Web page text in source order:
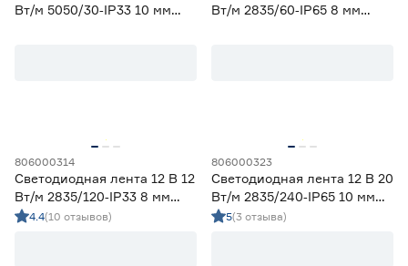
Вт/м 5050/30‑IP33 10 мм
Вт/м 2835/60‑IP65 8 мм
806000314
Светодиодная лента 12 В 12
Вт/м 2835/120‑IP33 8 мм
дневной 5 м Geniled
4.4(10 отзывов)
806000323
Светодиодная лента 12 В 20
Вт/м 2835/240‑IP65 10 мм
дневной 5 м Geniled
5(3 отзыва)